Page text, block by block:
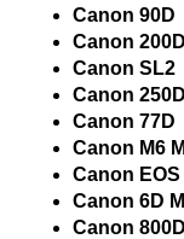
Canon 90D
Canon 200D
Canon SL2
Canon 250D
Canon 77D
Canon M6
Canon EOS
Canon 6D
Canon 800D